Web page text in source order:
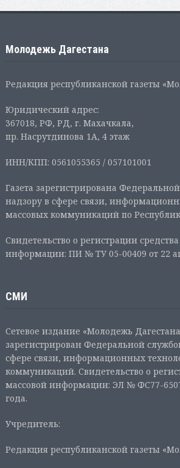
Молодежь Дагестана
Редакция республиканской газеты
Юридический адрес:
367018, РФ, РД, г. Махачкала,
пр. Насрутдинова 1А, 4 этаж
ИНН/КПП: 0561055365 / 057101001
Газета зарегистрирована
надзору в сфере связи,
массовых коммуникаций по
Свидетельство о регистрации
информации: ПИ № ТУ 05-00409 от 22
СМИ
Сетевое издание «Молодежь
зарегистрирован Федеральной
сфере связи, информационных
коммуникаций. Свидетельство о
массовой информации: ЭЛ № ФС77-
года.
Учредитель:
Редакция республиканской газеты